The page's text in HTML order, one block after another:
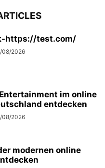
https://test.com/
08/2026
im online
entdecken
08/2026
modernen online